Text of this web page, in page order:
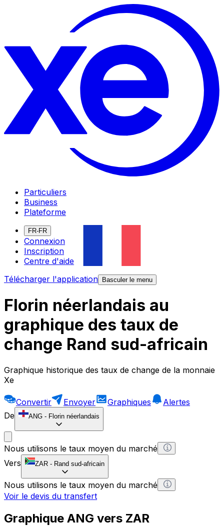
Particuliers
Business
Plateforme
FR-FR
Connexion
Inscription
Centre d'aide
Télécharger l'application
Basculer le menu
Florin néerlandais au
graphique des taux de
change Rand sud-africain
Graphique historique des taux de change de la monnaie
Xe
Convertir Envoyer Graphiques
Alertes
De
ANG - Florin néerlandais
Nous utilisons le taux moyen du marché
Vers
ZAR - Rand sud-africain
Nous utilisons le taux moyen du marché
Voir le devis du transfert
Graphique ANG vers ZAR